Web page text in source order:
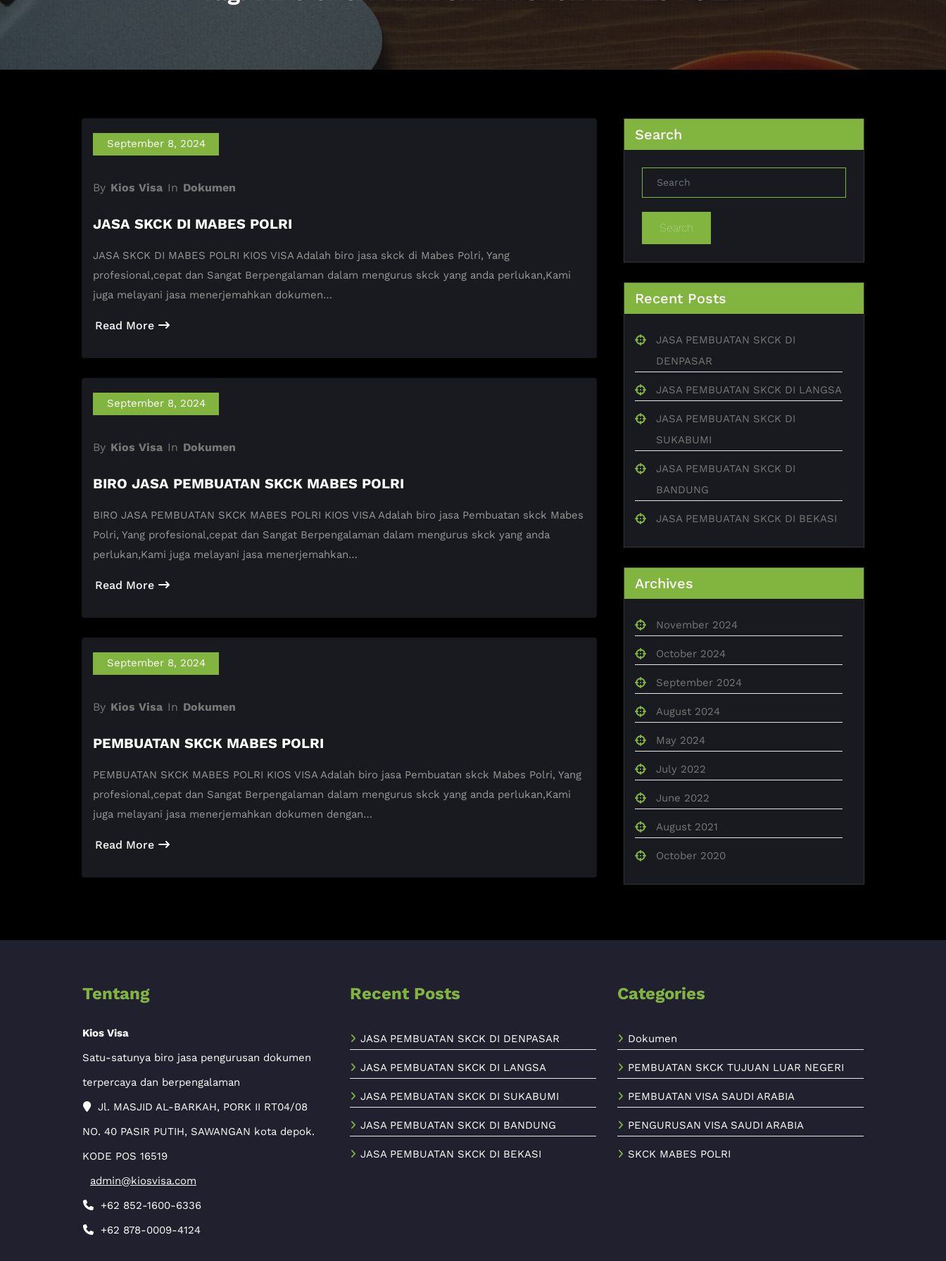
September 8, 2024
By Kios Visa In Dokumen
JASA SKCK DI MABES POLRI
JASA SKCK DI MABES POLRI KIOS VISA Adalah biro jasa skck di Mabes Polri, Yang
profesional,cepat dan Sangat Berpengalaman dalam mengurus skck yang anda perlukan,Kami
juga melayani jasa menerjemahkan dokumen…
Read More
September 8, 2024
By Kios Visa In Dokumen
BIRO JASA PEMBUATAN SKCK MABES POLRI
BIRO JASA PEMBUATAN SKCK MABES POLRI KIOS VISA Adalah biro jasa Pembuatan skck Mabes
Polri, Yang profesional,cepat dan Sangat Berpengalaman dalam mengurus skck yang anda
perlukan,Kami juga melayani jasa menerjemahkan…
Read More
September 8, 2024
By Kios Visa In Dokumen
PEMBUATAN SKCK MABES POLRI
PEMBUATAN SKCK MABES POLRI KIOS VISA Adalah biro jasa Pembuatan skck Mabes Polri, Yang
profesional,cepat dan Sangat Berpengalaman dalam mengurus skck yang anda perlukan,Kami
juga melayani jasa menerjemahkan dokumen dengan…
Read More
Search
Search
Recent Posts
JASA PEMBUATAN SKCK DI
DENPASAR
JASA PEMBUATAN SKCK DI LANGSA
JASA PEMBUATAN SKCK DI
SUKABUMI
JASA PEMBUATAN SKCK DI
BANDUNG
JASA PEMBUATAN SKCK DI BEKASI
Archives
November 2024
October 2024
September 2024
August 2024
May 2024
July 2022
June 2022
August 2021
October 2020
Tentang
Kios Visa
Satu-satunya biro jasa pengurusan dokumen
terpercaya dan berpengalaman
Jl. MASJID AL-BARKAH, PORK II RT04/08
NO. 40 PASIR PUTIH, SAWANGAN kota depok.
KODE POS 16519
admin@kiosvisa.com
+62 852-1600-6336
+62 878-0009-4124
Recent Posts
JASA PEMBUATAN SKCK DI DENPASAR
JASA PEMBUATAN SKCK DI LANGSA
JASA PEMBUATAN SKCK DI SUKABUMI
JASA PEMBUATAN SKCK DI BANDUNG
JASA PEMBUATAN SKCK DI BEKASI
Categories
Dokumen
PEMBUATAN SKCK TUJUAN LUAR NEGERI
PEMBUATAN VISA SAUDI ARABIA
PENGURUSAN VISA SAUDI ARABIA
SKCK MABES POLRI